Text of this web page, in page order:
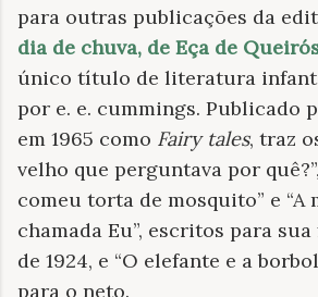
para outras publicações da
dia de chuva, de Eça de
único título de literatura
por e. e. cummings. Publicado
em 1965 como Fairy tales, traz
velho que perguntava por
comeu torta de mosquito” e “A
chamada Eu”, escritos para
de 1924, e “O elefante e a
para o neto.